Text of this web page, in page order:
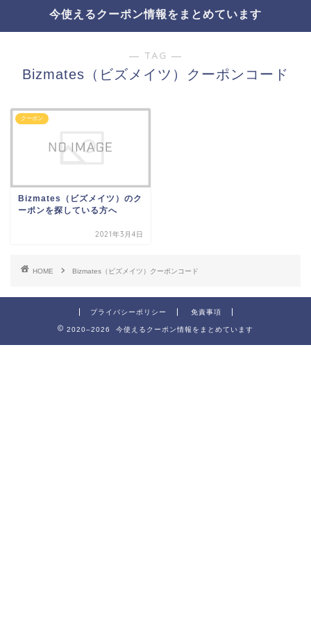
今使えるクーポン情報をまとめています
― TAG ―
Bizmates（ビズメイツ）クーポンコード
クーポン
Bizmates（ビズメイツ）のク
ーポンを探している方へ
2021年3月4日
HOME Bizmates（ビズメイツ）クーポンコード
プライバシーポリシー 免責事項
2020–2026 今使えるクーポン情報をまとめています